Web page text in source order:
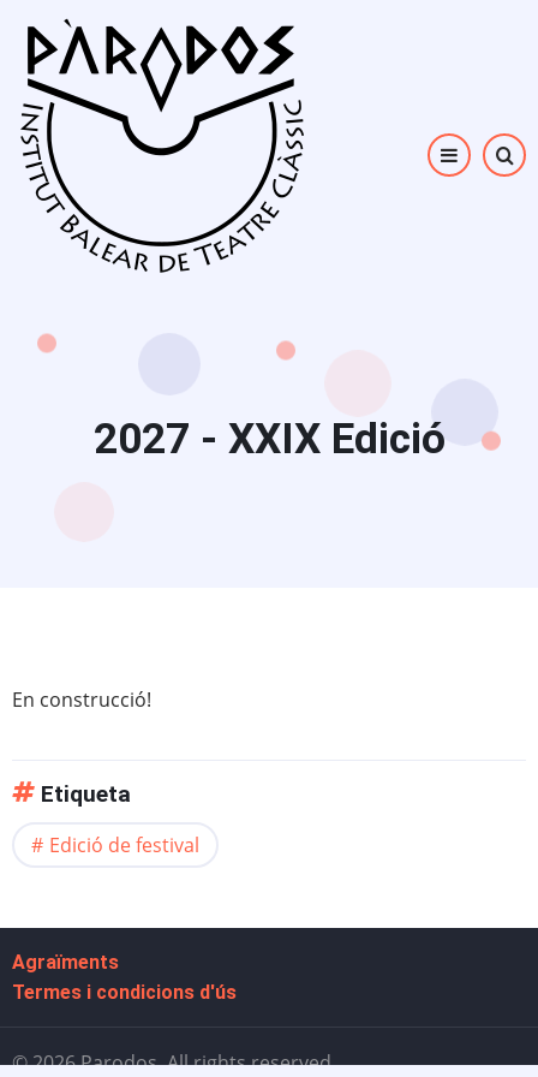
contingut
2027 - XXIX Edició
En construcció!
Etiqueta
Edició de festival
Agraïments
Termes i condicions d'ús
© 2026 Parodos, All rights reserved.